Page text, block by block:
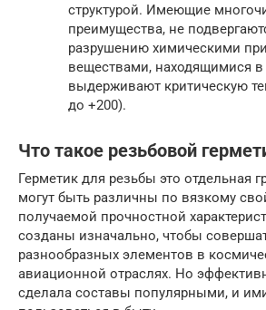
структурой. Имеющие
преимущества, не
разрушению химическими
веществами, находящимися в
выдерживают критическую
до +200).
Что такое резьбовой
Герметик для резьбы это отдельная
могут быть различны по вязкому
получаемой прочностной
созданы изначально, чтобы
разнообразных элементов в
авиационной отраслях. Но
сделала составы популярными, и